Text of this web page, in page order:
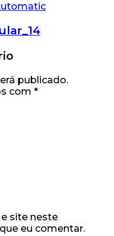
publicado.
com *
site neste
eu comentar.